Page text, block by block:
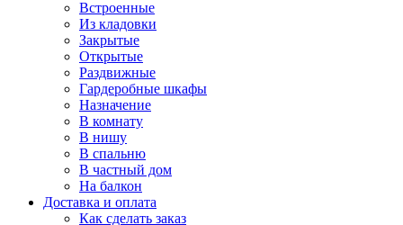
Встроенные
Из кладовки
Закрытые
Открытые
Раздвижные
Гардеробные шкафы
Назначение
В комнату
В нишу
В спальню
В частный дом
На балкон
Доставка и оплата
Как сделать заказ